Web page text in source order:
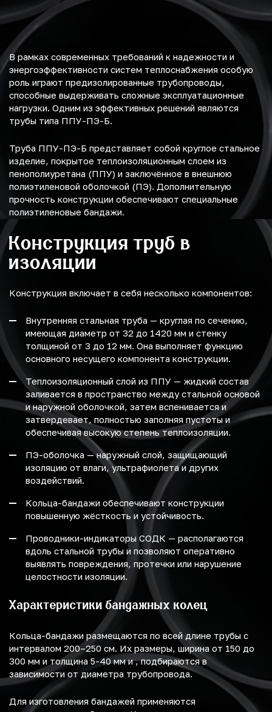
В рамках современных требований к надежности и
энергоэффективности систем теплоснабжения особую
роль играют предизолированные трубопроводы,
способные выдерживать сложные эксплуатационные
нагрузки. Одним из эффективных решений являются
трубы типа ППУ-ПЭ-Б.
Труба ППУ-ПЭ-Б представляет собой круглое стальное
изделие, покрытое теплоизоляционным слоем из
пенополиуретана (ППУ) и заключённое в внешнюю
полиэтиленовой оболочкой (ПЭ). Дополнительную
прочность конструкции обеспечивают специальные
полиэтиленовые бандажи.
Конструкция труб в
изоляции
Конструкция включает в себя несколько компонентов:
Внутренняя стальная труба — круглая по сечению,
имеющая диаметр от 32 до 1420 мм и стенку
толщиной от 3 до 12 мм. Она выполняет функцию
основного несущего компонента конструкции.
Теплоизоляционный слой из ППУ — жидкий состав
заливается в пространство между стальной основой
и наружной оболочкой, затем вспенивается и
затвердевает, полностью заполняя пустоты и
обеспечивая высокую степень теплоизоляции.
ПЭ-оболочка — наружный слой, защищающий
изоляцию от влаги, ультрафиолета и других
воздействий.
Кольца-бандажи обеспечивают конструкции
повышенную жёсткость и устойчивость.
Проводники-индикаторы СОДК — располагаются
вдоль стальной трубы и позволяют оперативно
выявлять повреждения, протечки или нарушение
целостности изоляции.
Характеристики бандажных колец
Кольца-бандажи размещаются по всей длине трубы с
интервалом 200–250 см. Их размеры, ширина от 150 до
300 мм и толщина 5-40 мм и , подбираются в
зависимости от диаметра трубопровода.
Для изготовления бандажей применяются